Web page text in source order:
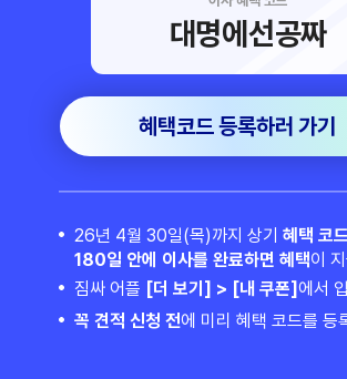
혜택코드 등록하러 가기
대명에선공짜
26년 4월 30일(목)까지 상기 혜택 코
180일 안에 이사를 완료하면 혜택이
짐싸 어플 [더 보기] > [내 쿠폰]에서
꼭 견적 신청 전에 미리 혜택 코드를 등